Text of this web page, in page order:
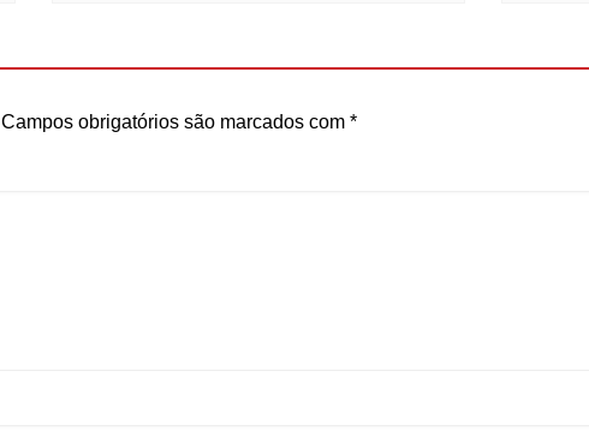
Campos obrigatórios são marcados com *